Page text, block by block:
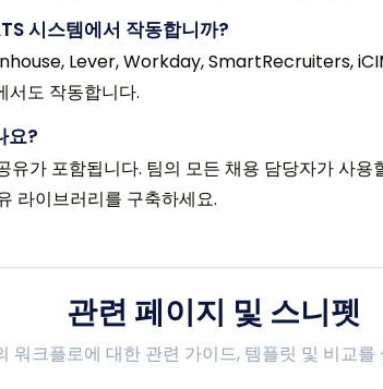
시스템에서 작동합니까?
Lever, Workday, SmartRecruiters,
서도 작동합니다.
요?
가 포함됩니다. 팀의 모든 채용 담당자가 사용
라이브러리를 구축하세요.
관련 페이지 및 스니펫
워크플로에 대한 관련 가이드, 템플릿 및 비교를